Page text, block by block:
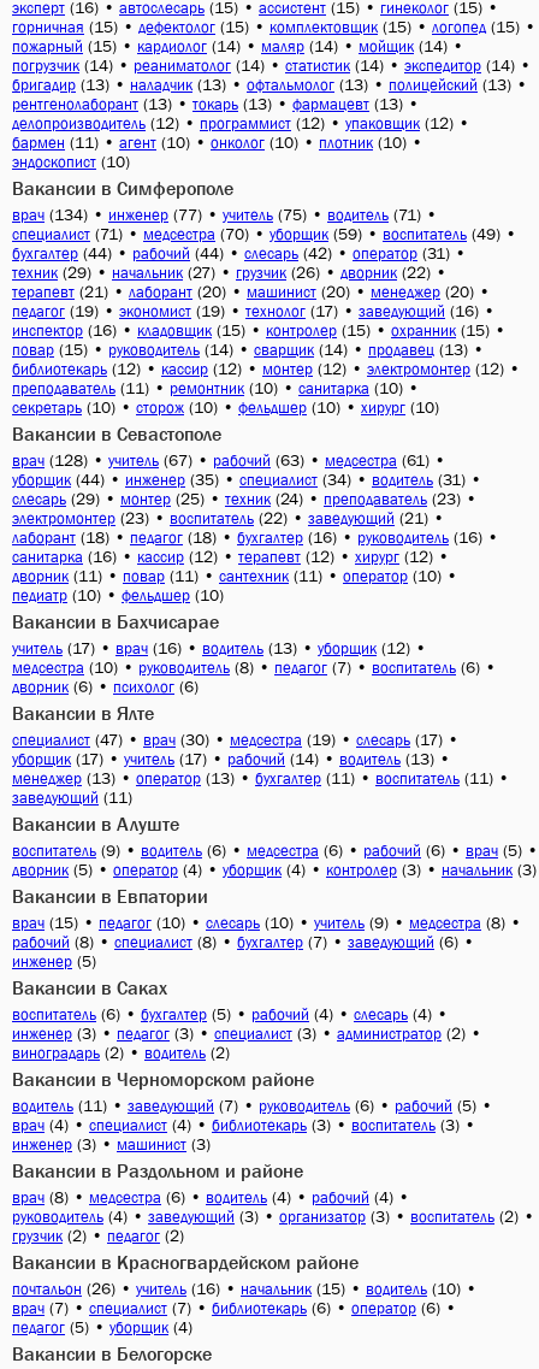
эксперт (16) • автослесарь (15) • ассистент (15) • гинеколог (15) •
горничная (15) • дефектолог (15) • комплектовщик (15) • логопед (15) •
пожарный (15) • кардиолог (14) • маляр (14) • мойщик (14) •
погрузчик (14) • реаниматолог (14) • статистик (14) • экспедитор (14) •
бригадир (13) • наладчик (13) • офтальмолог (13) • полицейский (13) •
рентгенолаборант (13) • токарь (13) • фармацевт (13) •
делопроизводитель (12) • программист (12) • упаковщик (12) •
бармен (11) • агент (10) • онколог (10) • плотник (10) •
эндоскопист (10)
Вакансии в Симферополе
врач (134) • инженер (77) • учитель (75) • водитель (71) •
специалист (71) • медсестра (70) • уборщик (59) • воспитатель (49) •
бухгалтер (44) • рабочий (44) • слесарь (42) • оператор (31) •
техник (29) • начальник (27) • грузчик (26) • дворник (22) •
терапевт (21) • лаборант (20) • машинист (20) • менеджер (20) •
педагог (19) • экономист (19) • технолог (17) • заведующий (16) •
инспектор (16) • кладовщик (15) • контролер (15) • охранник (15) •
повар (15) • руководитель (14) • сварщик (14) • продавец (13) •
библиотекарь (12) • кассир (12) • монтер (12) • электромонтер (12) •
преподаватель (11) • ремонтник (10) • санитарка (10) •
секретарь (10) • сторож (10) • фельдшер (10) • хирург (10)
Вакансии в Севастополе
врач (128) • учитель (67) • рабочий (63) • медсестра (61) •
уборщик (44) • инженер (35) • специалист (34) • водитель (31) •
слесарь (29) • монтер (25) • техник (24) • преподаватель (23) •
электромонтер (23) • воспитатель (22) • заведующий (21) •
лаборант (18) • педагог (18) • бухгалтер (16) • руководитель (16) •
санитарка (16) • кассир (12) • терапевт (12) • хирург (12) •
дворник (11) • повар (11) • сантехник (11) • оператор (10) •
педиатр (10) • фельдшер (10)
Вакансии в Бахчисарае
учитель (17) • врач (16) • водитель (13) • уборщик (12) •
медсестра (10) • руководитель (8) • педагог (7) • воспитатель (6) •
дворник (6) • психолог (6)
Вакансии в Ялте
специалист (47) • врач (30) • медсестра (19) • слесарь (17) •
уборщик (17) • учитель (17) • рабочий (14) • водитель (13) •
менеджер (13) • оператор (13) • бухгалтер (11) • воспитатель (11) •
заведующий (11)
Вакансии в Алуште
воспитатель (9) • водитель (6) • медсестра (6) • рабочий (6) • врач (5) •
дворник (5) • оператор (4) • уборщик (4) • контролер (3) • начальник (3)
Вакансии в Евпатории
врач (15) • педагог (10) • слесарь (10) • учитель (9) • медсестра (8) •
рабочий (8) • специалист (8) • бухгалтер (7) • заведующий (6) •
инженер (5)
Вакансии в Саках
воспитатель (6) • бухгалтер (5) • рабочий (4) • слесарь (4) •
инженер (3) • педагог (3) • специалист (3) • администратор (2) •
виноградарь (2) • водитель (2)
Вакансии в Черноморском районе
водитель (11) • заведующий (7) • руководитель (6) • рабочий (5) •
врач (4) • специалист (4) • библиотекарь (3) • воспитатель (3) •
инженер (3) • машинист (3)
Вакансии в Раздольном и районе
врач (8) • медсестра (6) • водитель (4) • рабочий (4) •
руководитель (4) • заведующий (3) • организатор (3) • воспитатель (2) •
грузчик (2) • педагог (2)
Вакансии в Красногвардейском районе
почтальон (26) • учитель (16) • начальник (15) • водитель (10) •
врач (7) • специалист (7) • библиотекарь (6) • оператор (6) •
педагог (5) • уборщик (4)
Вакансии в Белогорске